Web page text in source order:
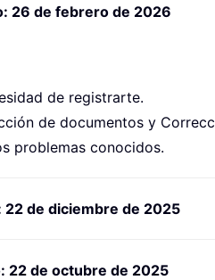
26 de febrero de 2026
de registrarte.
de documentos y
problemas conocidos.
22 de diciembre de 2025
22 de octubre de 2025